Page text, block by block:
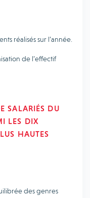
réalisés sur l’année.
de l’effectif
SALARIÉS DU
LES DIX
HAUTES
des genres